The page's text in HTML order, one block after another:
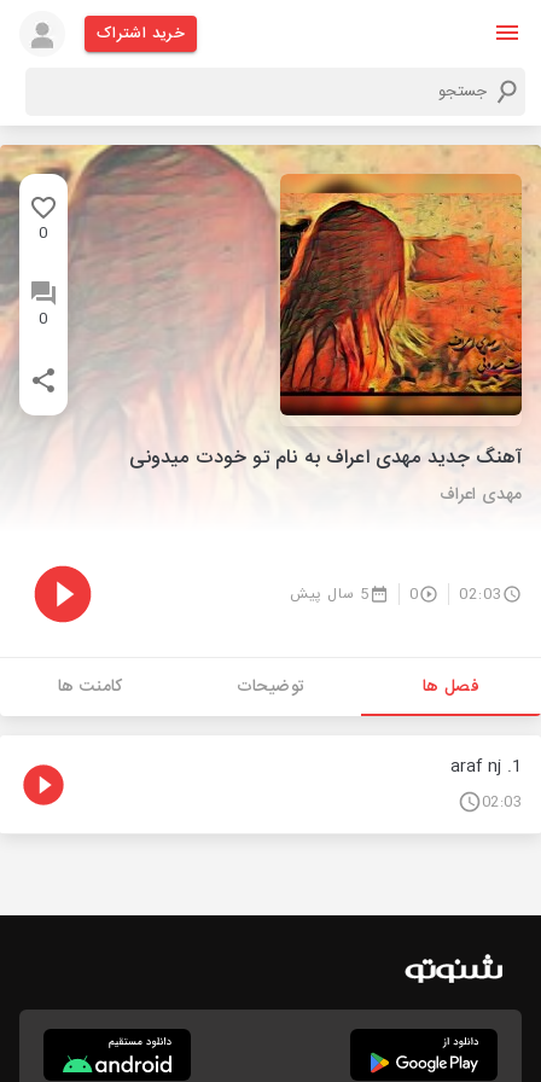
خرید اشتراک
0
0
آهنگ جدید مهدی اعراف به نام تو خودت میدونی
مهدی اعراف
02:03
0 5 سال پیش
فصل ها توضیحات کامنت ها
1. araf nj
02:03